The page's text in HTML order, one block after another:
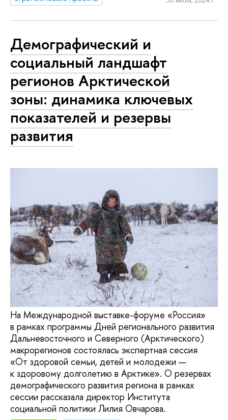
Демографический и
социальный ландшафт
регионов Арктической
зоны: динамика ключевых
показателей и резервы
развития
На Международной выставке-форуме «Россия»
в рамках программы Дней регионального развития
Дальневосточного и Северного (Арктического)
макрорегионов состоялась экспертная сессия
«От здоровой семьи, детей и молодежи —
к здоровому долголетию в Арктике». О резервах
демографического развития региона в рамках
сессии рассказала директор Института
социальной политики Лилия Овчарова.